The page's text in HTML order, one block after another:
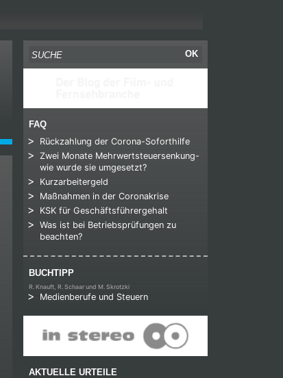
Suche nach: OK
FAQ
Rückzahlung der Corona-Soforthilfe
Zwei Monate Mehrwertsteuersenkung-
wie wurde sie umgesetzt?
Kurzarbeitergeld
Maßnahmen in der Coronakrise
KSK für Geschäftsführergehalt
Was ist bei Betriebsprüfungen zu
beachten?
BUCHTIPP
R. Knauft, R. Schaar und M. Skrotzki
Medienberufe und Steuern
AKTUELLE URTEILE